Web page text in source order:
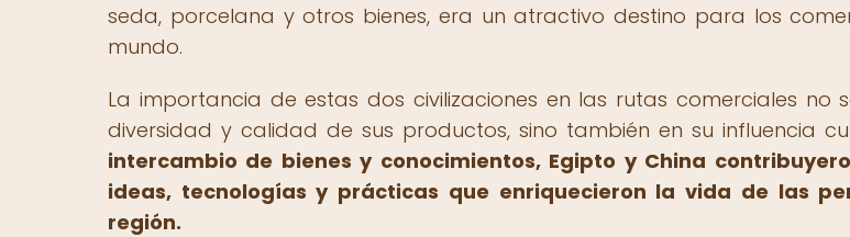
seda, porcelana y otros bienes, era un atractivo destino para los
mundo.
La importancia de estas dos civilizaciones en las rutas comerciales no
diversidad y calidad de sus productos, sino también en su influencia
intercambio de bienes y conocimientos, Egipto y China
ideas, tecnologías y prácticas que enriquecieron la vida de las
región.